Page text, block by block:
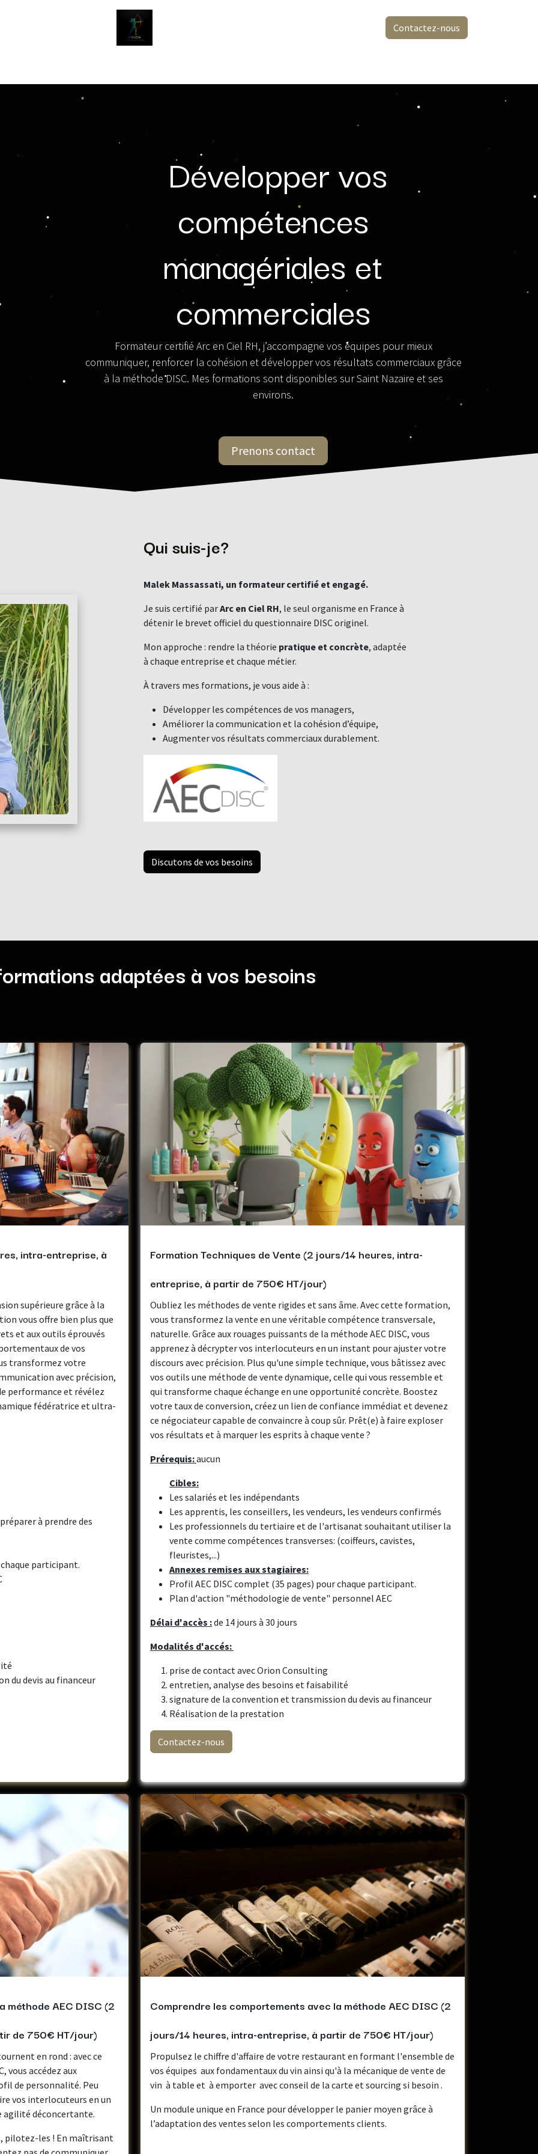
Contactez-nous
Développer vos
compétences
managériales et
commerciales
Formateur certifié Arc en Ciel RH, j’accompagne vos équipes pour mieux
communiquer, renforcer la cohésion et développer vos résultats commerciaux grâce
à la méthode DISC. Mes formations sont disponibles sur Saint Nazaire et ses
environs.
Prenons contact
Qui suis-je?
Malek Massassati, un formateur certifié et engagé.
Je suis certifié parArc en Ciel RH, le seul organisme en France à
détenir le brevet officiel du questionnaire DISC originel.
Mon approche : rendre la théorie pratique et concrète, adaptée
à chaque entreprise et chaque métier.
À travers mes formations, je vous aide à :
Développer les compétences de vos managers,
Améliorer la communication et la cohésion d’équipe,
Augmenter vos résultats commerciaux durablement.
Discutons de vos besoins
adaptées à vos besoins
Formation Techniques de Vente (2 jours/14 heures, intra-
entreprise, à partir de 750€ HT/jour)
Oubliez les méthodes de vente rigides et sans âme. Avec cette formation,
vous transformez la vente en une véritable compétence transversale,
naturelle. Grâce aux rouages puissants de la méthode AEC DISC, vous
apprenez à décrypter vos interlocuteurs en un instant pour ajuster votre
discours avec précision. Plus qu'une simple technique, vous bâtissez avec
vos outils une méthode de vente dynamique, celle qui vous ressemble et
qui transforme chaque échange en une opportunité concrète. Boostez
votre taux de conversion, créez un lien de confiance immédiat et devenez
ce négociateur capable de convaincre à coup sûr. Prêt(e) à faire exploser
vos résultats et à marquer les esprits à chaque vente ?
Prérequis:aucun
Cibles:
Les salariés et les indépendants
Les apprentis, les conseillers, les vendeurs, les vendeurs confirmés
Les professionnels du tertiaire et de l'artisanat souhaitant utiliser la
vente comme compétences transverses: (coiffeurs, cavistes,
fleuristes,...)
Annexes remises aux stagiaires:
Profil AEC DISC complet (35 pages) pour chaque participant.
Plan d'action "méthodologie de vente" personnel AEC
Délai d'accès :de 14 jours à 30 jours
Modalités d'accés:
prise de contact avec Orion Consulting
entretien, analyse des besoins et faisabilité
signature de la convention et transmission du devis au financeur
Réalisation de la prestation
Contactez-nous
intra-entreprise, à
supérieure grâce à la
vous offre bien plus que
et aux outils éprouvés
de vos
transformez votre
avec précision,
performance et révélez
fédératrice et ultra-
à prendre des
participant.
du devis au financeur
méthode AEC DISC (2
de 750€ HT/jour)
en rond : avec ce
vous accédez aux
de personnalité. Peu
vos interlocuteurs en un
agilité déconcertante.
pilotez-les ! En maîtrisant
Comprendre les comportements avec la méthode AEC DISC (2
jours/14 heures, intra-entreprise, à partir de 750€ HT/jour)
Propulsez le chiffre d'affaire de votre restaurant en formant l'ensemble de
vos équipes aux fondamentaux du vin ainsi qu'à la mécanique de vente de
vin à table et à emporter avec conseil de la carte et sourcing si besoin .
Un module unique en France pour développer le panier moyen grâce à
l’adaptation des ventes selon les comportements clients.